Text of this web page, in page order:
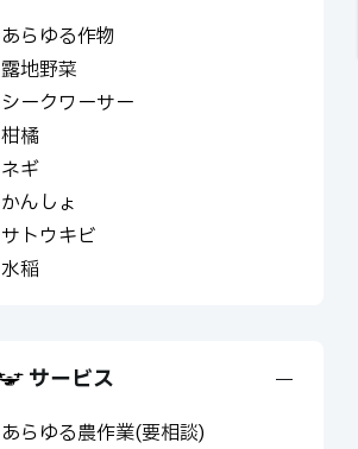
あらゆる作物
露地野菜
シークワーサー
柑橘
ネギ
かんしょ
サトウキビ
水稲
サービス
あらゆる農作業(要相談)